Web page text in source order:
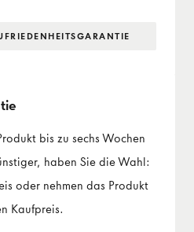
bis zu sechs Wochen
haben Sie die Wahl:
oder nehmen das Produkt
Kaufpreis.